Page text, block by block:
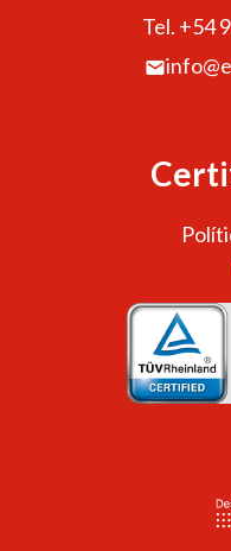
Tel. +54